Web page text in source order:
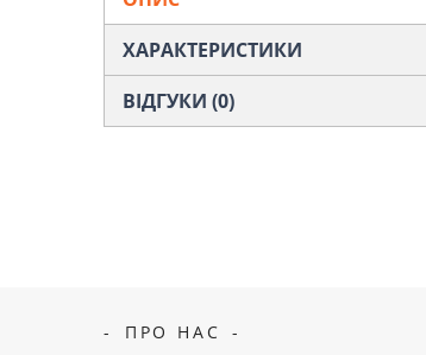
ХАРАКТЕРИСТИКИ
ВІДГУКИ (0)
ПРО НАС